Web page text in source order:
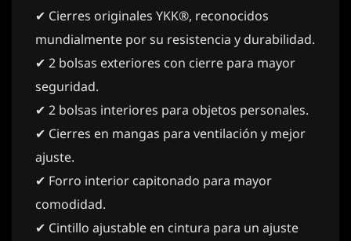
✔ Cierres originales YKK®, reconocidos
mundialmente por su resistencia y durabilidad.
✔ 2 bolsas exteriores con cierre para mayor
seguridad.
✔ 2 bolsas interiores para objetos personales.
✔ Cierres en mangas para ventilación y mejor
ajuste.
✔ Forro interior capitonado para mayor
comodidad.
✔ Cintillo ajustable en cintura para un ajuste